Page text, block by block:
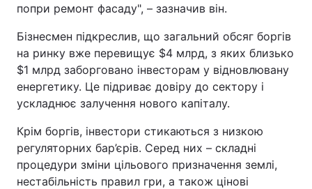
попри ремонт фасаду", – зазначив він.
Бізнесмен підкреслив, що загальний обсяг боргів
на ринку вже перевищує $4 млрд, з яких близько
$1 млрд заборговано інвесторам у відновлювану
енергетику. Це підриває довіру до сектору і
ускладнює залучення нового капіталу.
Крім боргів, інвестори стикаються з низкою
регуляторних бар’єрів. Серед них – складні
процедури зміни цільового призначення землі,
нестабільність правил гри, а також цінові